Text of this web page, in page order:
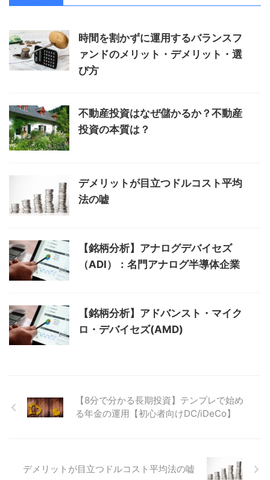
時間を割かずに運用するバランスフ
ァンドのメリット・デメリット・選
び方
不動産投資はなぜ儲かるか？不動産
投資の本質は？
デメリットが目立つドルコスト平均
法の嘘
【銘柄分析】アナログデバイセズ
（ADI）：名門アナログ半導体企業
【銘柄分析】アドバンスト・マイク
ロ・デバイセズ(AMD)
【8分で分かる長期投資】テンプレで始め
る年金の運用【初心者向けDC/iDeCo】
デメリットが目立つドルコスト平均法の嘘